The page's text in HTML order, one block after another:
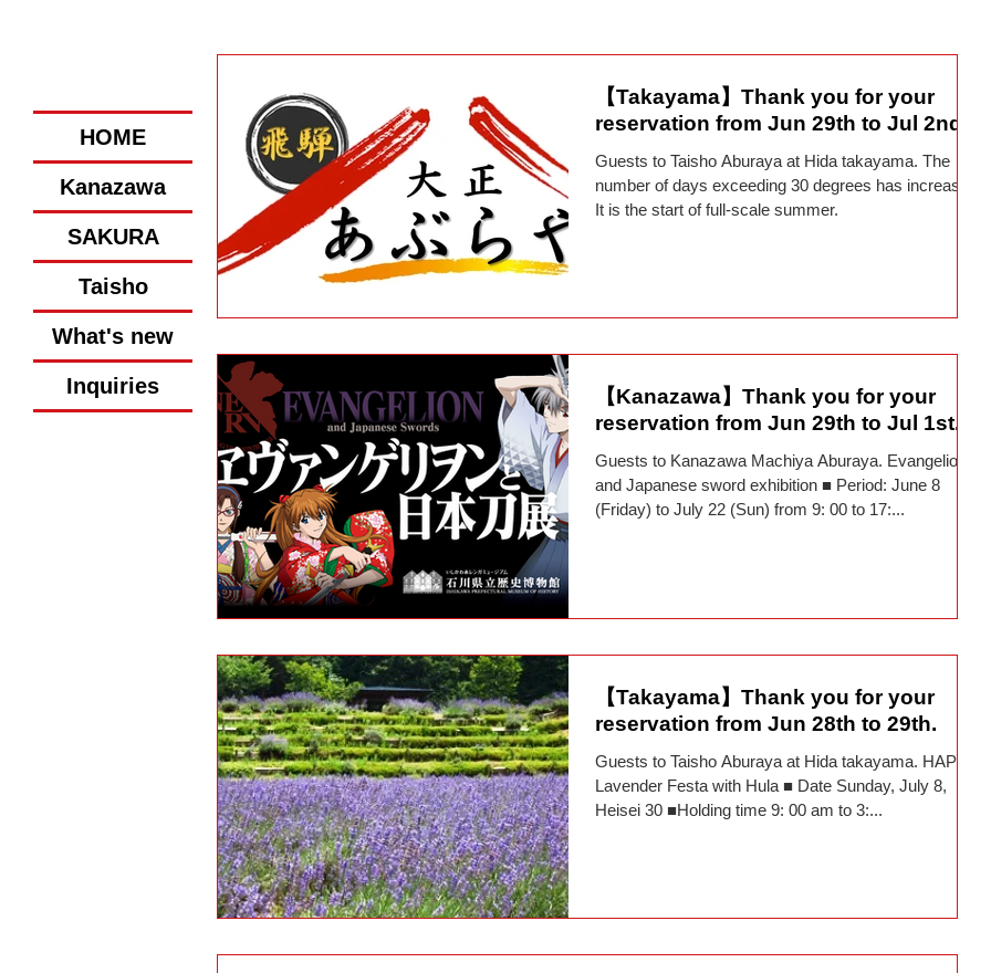
HOME
Kanazawa
SAKURA
Taisho
What's new
Inquiries
【Takayama】Thank you for your
reservation from Jun 29th to Jul 2nd.
Guests to Taisho Aburaya at Hida takayama. The
number of days exceeding 30 degrees has increased.
It is the start of full-scale summer.
【Kanazawa】Thank you for your
reservation from Jun 29th to Jul 1st.
Guests to Kanazawa Machiya Aburaya. Evangelion
and Japanese sword exhibition ■ Period: June 8
(Friday) to July 22 (Sun) from 9: 00 to 17:...
【Takayama】Thank you for your
reservation from Jun 28th to 29th.
Guests to Taisho Aburaya at Hida takayama. HAPPY
Lavender Festa with Hula ■ Date Sunday, July 8,
Heisei 30 ■Holding time 9: 00 am to 3:...